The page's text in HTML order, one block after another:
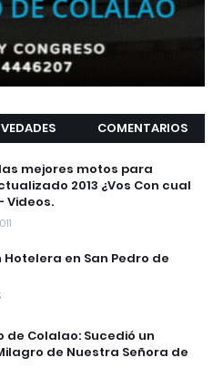
COMENTARIOS
mejores motos para
2013 ¿Vos Con cual
Videos.
en San Pedro de
de Colalao: Sucedió un
de Nuestra Señora de